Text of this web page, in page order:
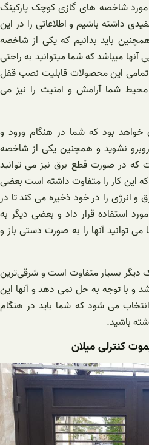
مورد شاخصه های گازی کوچک پارکینگ
داشته باشیم و اطلاعاتی را در این
باید بدانیم که یکی از شاخصه
آنها میباشد که شما میتوانید به راحتی
و تمامی این محصولات قابلیت نصب قفل
شما آرامش و امنیت را نیز می
خواهد بود که شما در هنگام ورود و
نشوید و همچنین یکی از شاخصه
که در صورت قطع برق نیز می توانید
که این کار را متفاوت داشته است بعضی
و انرژی را در خود ذخیره می کند تا در
استفاده قرار داد و بعضی دیگر به
توانید آنها را به صورت دستی باز و
دیگر بسیار متفاوت است و شرقی‌ترین
و با توجه به حل نمی دهد و آنها این
انتخاب می شود که شما باید در هنگام
باشید.
کنترلی میلان